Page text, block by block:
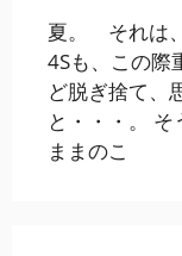
夏。 それは
4Sも、この際
ど脱ぎ捨て、
と・・・。
ままのこ